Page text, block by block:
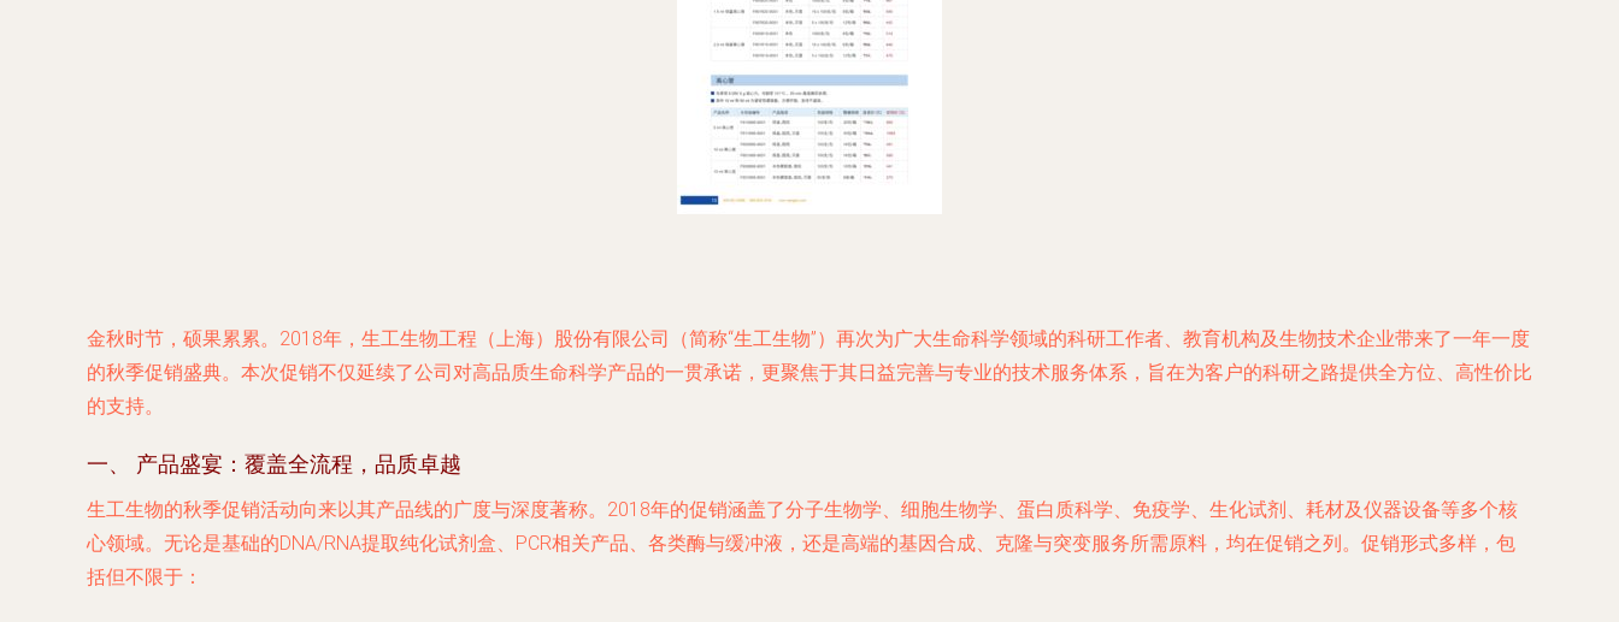
金秋时节，硕果累累。2018年，生工生物工程（上海）股份有限公司（简称“生工生物”）再次为广大生命科学领域的科研工作者、教育机构及生物技术企业带来了一年一度
的秋季促销盛典。本次促销不仅延续了公司对高品质生命科学产品的一贯承诺，更聚焦于其日益完善与专业的技术服务体系，旨在为客户的科研之路提供全方位、高性价比
的支持。
一、 产品盛宴：覆盖全流程，品质卓越
生工生物的秋季促销活动向来以其产品线的广度与深度著称。2018年的促销涵盖了分子生物学、细胞生物学、蛋白质科学、免疫学、生化试剂、耗材及仪器设备等多个核
心领域。无论是基础的DNA/RNA提取纯化试剂盒、PCR相关产品、各类酶与缓冲液，还是高端的基因合成、克隆与突变服务所需原料，均在促销之列。促销形式多样，包
括但不限于：